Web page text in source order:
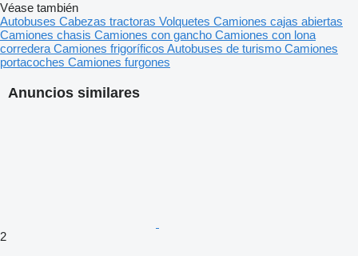
Anuncios similares
2
Véase también
Autobuses Cabezas tractoras Volquetes Camiones cajas abiertas
Camiones chasis Camiones con gancho Camiones con lona
corredera Camiones frigoríficos Autobuses de turismo Camiones
portacoches Camiones furgones